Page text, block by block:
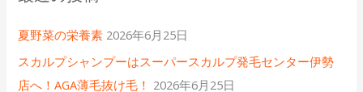
夏野菜の栄養素 2026年6月25日
スカルプシャンプーはスーパースカルプ発毛センター伊勢
店へ！AGA薄毛抜け毛！ 2026年6月25日